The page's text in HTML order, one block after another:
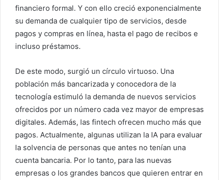
financiero formal. Y con ello creció exponencialmente
su demanda de cualquier tipo de servicios, desde
pagos y compras en línea, hasta el pago de recibos e
incluso préstamos.
De este modo, surgió un círculo virtuoso. Una
población más bancarizada y conocedora de la
tecnología estimuló la demanda de nuevos servicios
ofrecidos por un número cada vez mayor de empresas
digitales. Además, las fintech ofrecen mucho más que
pagos. Actualmente, algunas utilizan la IA para evaluar
la solvencia de personas que antes no tenían una
cuenta bancaria. Por lo tanto, para las nuevas
empresas o los grandes bancos que quieren entrar en